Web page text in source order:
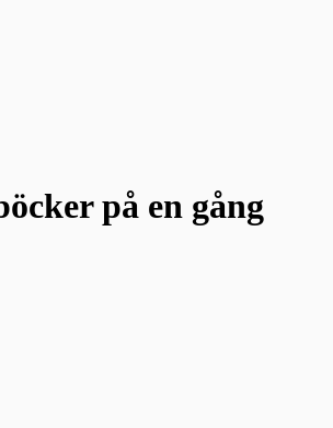
på en gång